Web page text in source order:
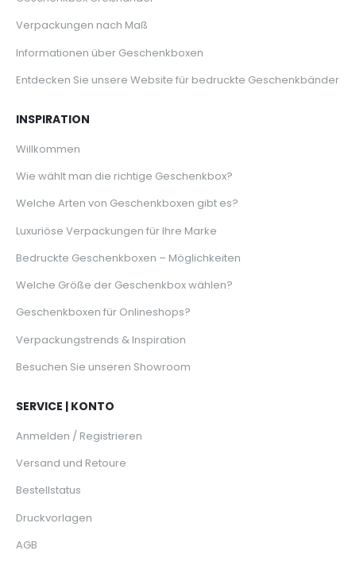
Verpackungen nach Maß
Informationen über Geschenkboxen
Entdecken Sie unsere Website für bedruckte Geschenkbänder
INSPIRATION
Willkommen
Wie wählt man die richtige Geschenkbox?
Welche Arten von Geschenkboxen gibt es?
Luxuriöse Verpackungen für Ihre Marke
Bedruckte Geschenkboxen – Möglichkeiten
Welche Größe der Geschenkbox wählen?
Geschenkboxen für Onlineshops?
Verpackungstrends & Inspiration
Besuchen Sie unseren Showroom
SERVICE | KONTO
Anmelden / Registrieren
Versand und Retoure
Bestellstatus
Druckvorlagen
AGB